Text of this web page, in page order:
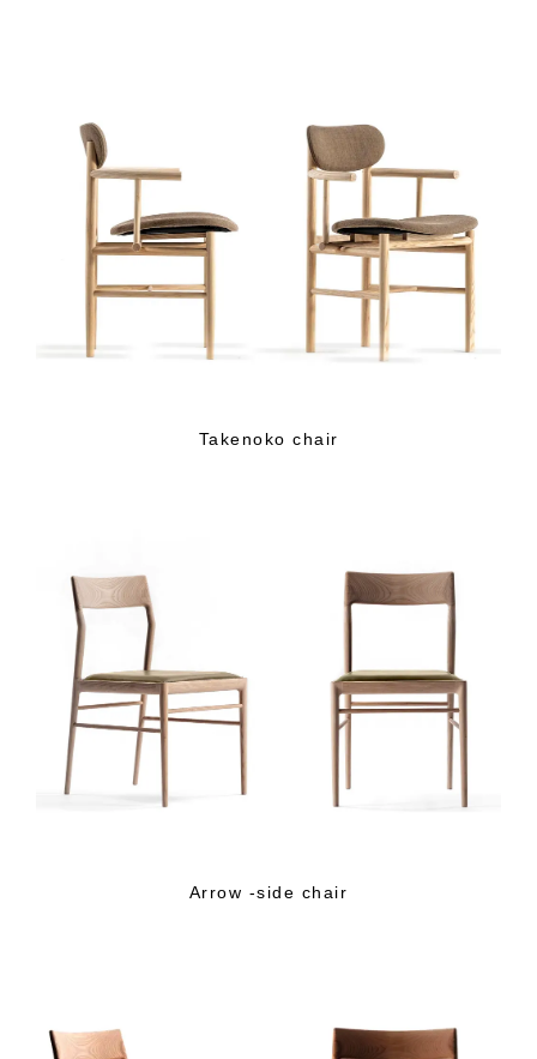
Takenoko chair
Arrow -side chair